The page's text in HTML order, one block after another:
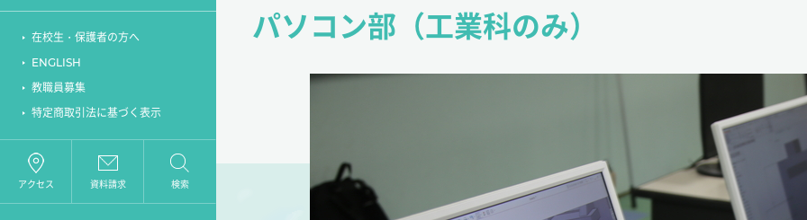
年間行事
在校生・保護者の方へ
ENGLISH
教職員募集
特定商取引法に基づく表示
アクセス 資料請求 検索
パソコン部（工業科のみ）